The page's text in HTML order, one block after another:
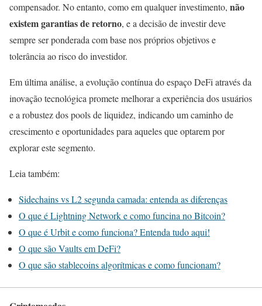
compensador. No entanto, como em qualquer investimento, não
existem garantias de retorno, e a decisão de investir deve
sempre ser ponderada com base nos próprios objetivos e
tolerância ao risco do investidor.
Em última análise, a evolução contínua do espaço DeFi através da
inovação tecnológica promete melhorar a experiência dos usuários
e a robustez dos pools de liquidez, indicando um caminho de
crescimento e oportunidades para aqueles que optarem por
explorar este segmento.
Leia também:
Sidechains vs L2 segunda camada: entenda as diferenças
O que é Lightning Network e como funcina no Bitcoin?
O que é Urbit e como funciona? Entenda tudo aqui!
O que são Vaults em DeFi?
O que são stablecoins algorítmicas e como funcionam?